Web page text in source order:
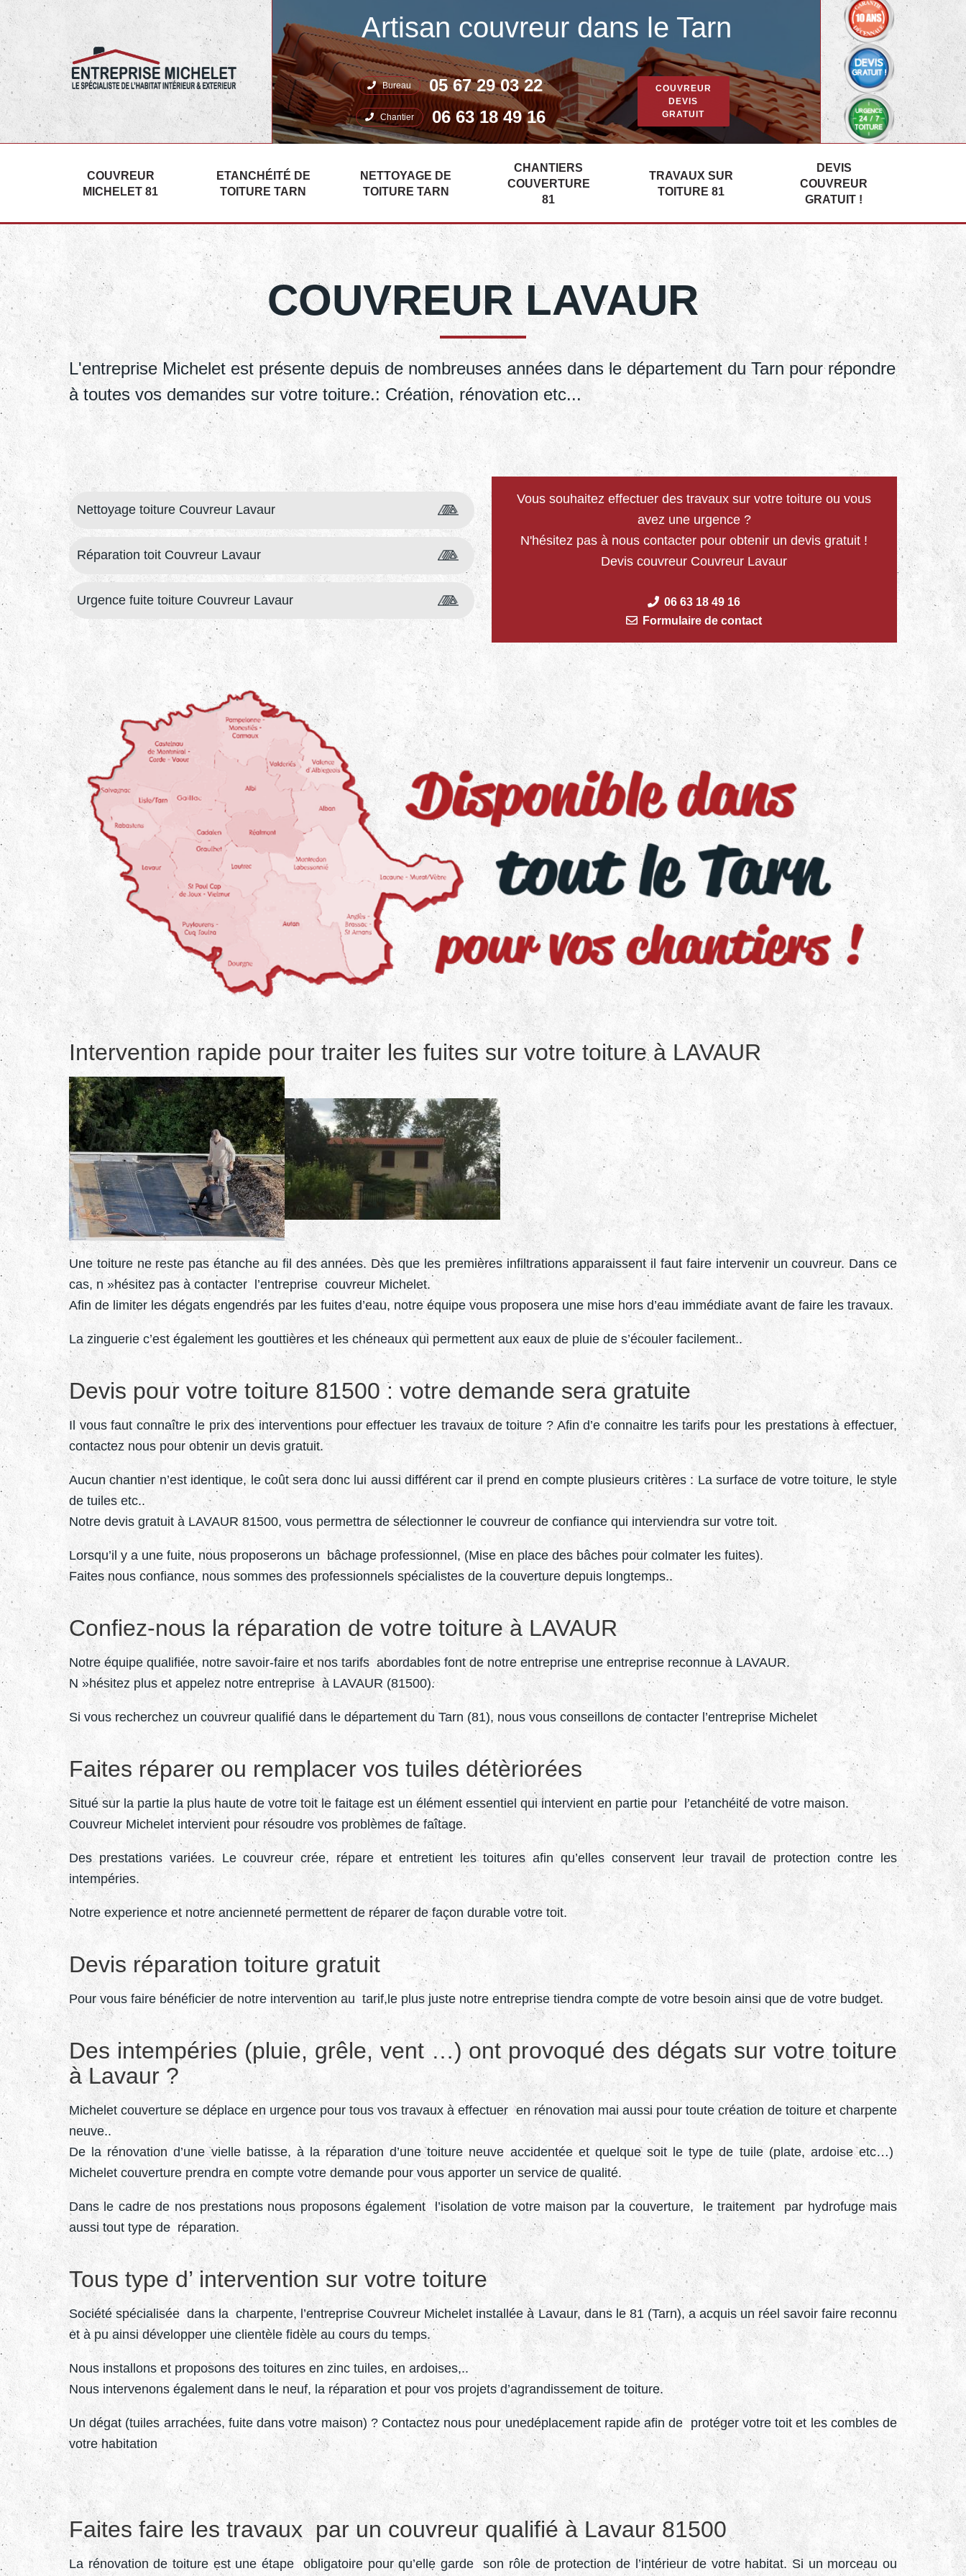
05.67.29.03.22 Entreprise Michelet
Artisan couvreur dans le Tarn
Bureau 05 67 29 03 22
Chantier 06 63 18 49 16
COUVREUR
DEVIS
GRATUIT
COUVREUR
MICHELET 81
ETANCHÉITÉ DE
TOITURE TARN
NETTOYAGE DE
TOITURE TARN
CHANTIERS
COUVERTURE
81
TRAVAUX SUR
TOITURE 81
DEVIS
COUVREUR
GRATUIT !
COUVREUR LAVAUR
L'entreprise Michelet est présente depuis de nombreuses années dans le département du Tarn pour répondre
à toutes vos demandes sur votre toiture.: Création, rénovation etc...
Nettoyage toiture Couvreur Lavaur
Réparation toit Couvreur Lavaur
Urgence fuite toiture Couvreur Lavaur
Vous souhaitez effectuer des travaux sur votre toiture ou vous
avez une urgence ?
N'hésitez pas à nous contacter pour obtenir un devis gratuit !
Devis couvreur Couvreur Lavaur
06 63 18 49 16
Formulaire de contact
Intervention rapide pour traiter les fuites sur votre toiture à LAVAUR
Une toiture ne reste pas étanche au fil des années. Dès que les premières infiltrations apparaissent il faut faire intervenir un couvreur. Dans ce
cas, n »hésitez pas à contacter l’entreprise couvreur Michelet.
Afin de limiter les dégats engendrés par les fuites d’eau, notre équipe vous proposera une mise hors d’eau immédiate avant de faire les travaux.
La zinguerie c’est également les gouttières et les chéneaux qui permettent aux eaux de pluie de s’écouler facilement..
Devis pour votre toiture 81500 : votre demande sera gratuite
Il vous faut connaître le prix des interventions pour effectuer les travaux de toiture ? Afin d’e connaitre les tarifs pour les prestations à effectuer,
contactez nous pour obtenir un devis gratuit.
Aucun chantier n’est identique, le coût sera donc lui aussi différent car il prend en compte plusieurs critères : La surface de votre toiture, le style
de tuiles etc..
Notre devis gratuit à LAVAUR 81500, vous permettra de sélectionner le couvreur de confiance qui interviendra sur votre toit.
Lorsqu’il y a une fuite, nous proposerons un bâchage professionnel, (Mise en place des bâches pour colmater les fuites).
Faites nous confiance, nous sommes des professionnels spécialistes de la couverture depuis longtemps..
Confiez-nous la réparation de votre toiture à LAVAUR
Notre équipe qualifiée, notre savoir-faire et nos tarifs abordables font de notre entreprise une entreprise reconnue à LAVAUR.
N »hésitez plus et appelez notre entreprise à LAVAUR (81500).
Si vous recherchez un couvreur qualifié dans le département du Tarn (81), nous vous conseillons de contacter l’entreprise Michelet
Faites réparer ou remplacer vos tuiles détèriorées
Situé sur la partie la plus haute de votre toit le faitage est un élément essentiel qui intervient en partie pour l’etanchéité de votre maison.
Couvreur Michelet intervient pour résoudre vos problèmes de faîtage.
Des prestations variées. Le couvreur crée, répare et entretient les toitures afin qu’elles conservent leur travail de protection contre les
intempéries.
Notre experience et notre ancienneté permettent de réparer de façon durable votre toit.
Devis réparation toiture gratuit
Pour vous faire bénéficier de notre intervention au tarif,le plus juste notre entreprise tiendra compte de votre besoin ainsi que de votre budget.
Des intempéries (pluie, grêle, vent …) ont provoqué des dégats sur votre toiture
à Lavaur ?
Michelet couverture se déplace en urgence pour tous vos travaux à effectuer en rénovation mai aussi pour toute création de toiture et charpente
neuve..
De la rénovation d’une vielle batisse, à la réparation d’une toiture neuve accidentée et quelque soit le type de tuile (plate, ardoise etc…)
Michelet couverture prendra en compte votre demande pour vous apporter un service de qualité.
Dans le cadre de nos prestations nous proposons également l’isolation de votre maison par la couverture, le traitement par hydrofuge mais
aussi tout type de réparation.
Tous type d’ intervention sur votre toiture
Société spécialisée dans la charpente, l’entreprise Couvreur Michelet installée à Lavaur, dans le 81 (Tarn), a acquis un réel savoir faire reconnu
et à pu ainsi développer une clientèle fidèle au cours du temps.
Nous installons et proposons des toitures en zinc tuiles, en ardoises,..
Nous intervenons également dans le neuf, la réparation et pour vos projets d’agrandissement de toiture.
Un dégat (tuiles arrachées, fuite dans votre maison) ? Contactez nous pour unedéplacement rapide afin de protéger votre toit et les combles de
votre habitation
Faites faire les travaux par un couvreur qualifié à Lavaur 81500
La rénovation de toiture est une étape obligatoire pour qu’elle garde son rôle de protection de l’intérieur de votre habitat. Si un morceau ou